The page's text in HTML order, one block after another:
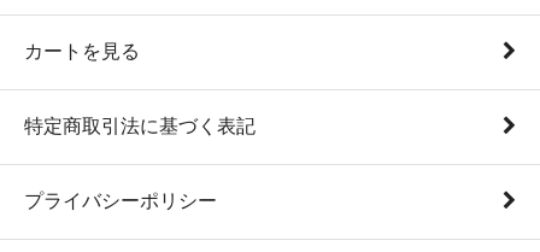
カートを見る
特定商取引法に基づく表記
プライバシーポリシー